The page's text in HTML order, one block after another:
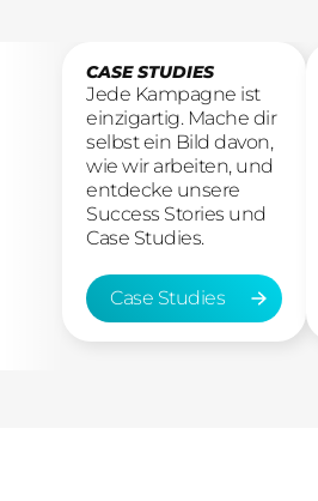
CASE STUDIES
Jede Kampagne ist
einzigartig. Mache dir
selbst ein Bild davon,
wie wir arbeiten, und
entdecke unsere
Success Stories und
Case Studies.
Case Studies
Case Studies